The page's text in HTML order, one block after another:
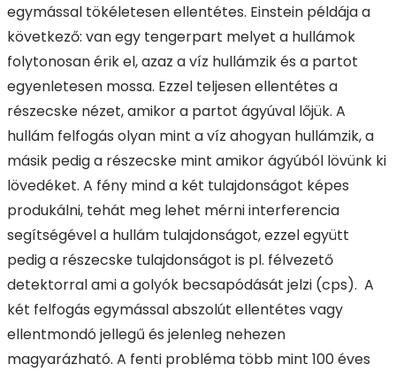
egymással tökéletesen ellentétes. Einstein példája a
következő: van egy tengerpart melyet a hullámok
folytonosan érik el, azaz a víz hullámzik és a partot
egyenletesen mossa. Ezzel teljesen ellentétes a
részecske nézet, amikor a partot ágyúval lőjük. A
hullám felfogás olyan mint a víz ahogyan hullámzik, a
másik pedig a részecske mint amikor ágyúból lövünk ki
lövedéket. A fény mind a két tulajdonságot képes
produkálni, tehát meg lehet mérni interferencia
segítségével a hullám tulajdonságot, ezzel együtt
pedig a részecske tulajdonságot is pl. félvezető
detektorral ami a golyók becsapódását jelzi (cps). A
két felfogás egymással abszolút ellentétes vagy
ellentmondó jellegű és jelenleg nehezen
magyarázható. A fenti probléma több mint 100 éves